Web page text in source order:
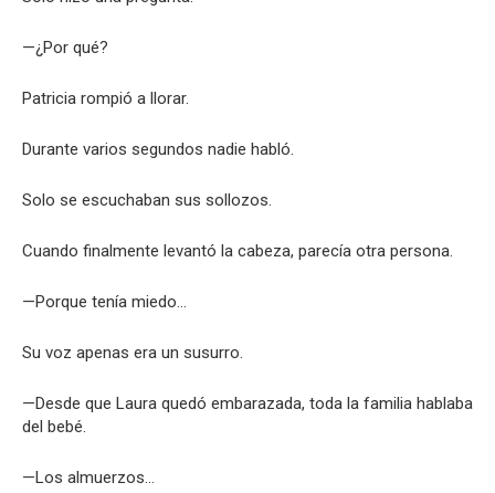
—¿Por qué?
Patricia rompió a llorar.
Durante varios segundos nadie habló.
Solo se escuchaban sus sollozos.
Cuando finalmente levantó la cabeza, parecía otra persona.
—Porque tenía miedo…
Su voz apenas era un susurro.
—Desde que Laura quedó embarazada, toda la familia hablaba
del bebé.
—Los almuerzos…